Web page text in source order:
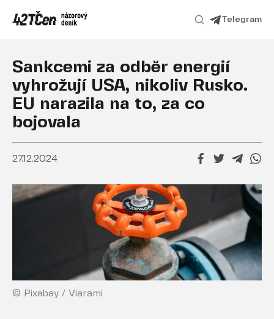
Telegram
Sankcemi za odběr energií
vyhrožují USA, nikoliv Rusko.
EU narazila na to, za co
bojovala
27.12.2024
© Pixabay / Viarami